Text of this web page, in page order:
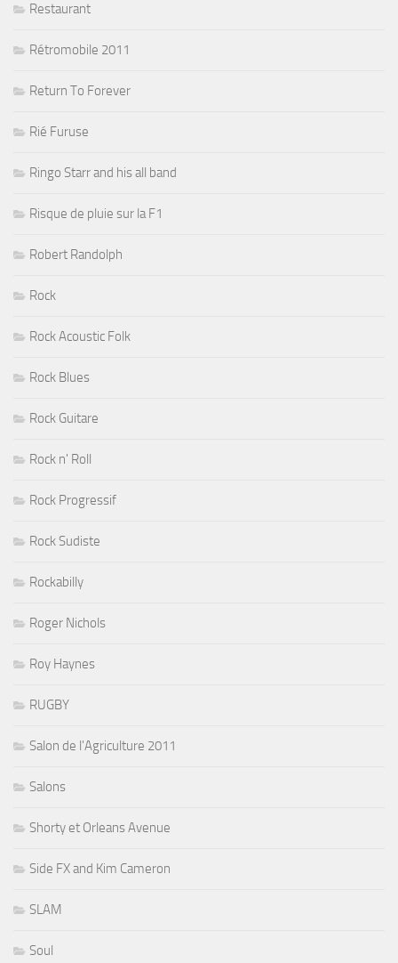
Restaurant
Rétromobile 2011
Return To Forever
Rié Furuse
Ringo Starr and his all band
Risque de pluie sur la F1
Robert Randolph
Rock
Rock Acoustic Folk
Rock Blues
Rock Guitare
Rock n' Roll
Rock Progressif
Rock Sudiste
Rockabilly
Roger Nichols
Roy Haynes
RUGBY
Salon de l'Agriculture 2011
Salons
Shorty et Orleans Avenue
Side FX and Kim Cameron
SLAM
Soul